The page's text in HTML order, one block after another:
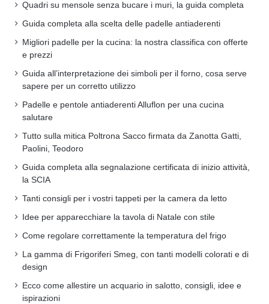
Quadri su mensole senza bucare i muri, la guida completa
Guida completa alla scelta delle padelle antiaderenti
Migliori padelle per la cucina: la nostra classifica con offerte
e prezzi
Guida all’interpretazione dei simboli per il forno, cosa serve
sapere per un corretto utilizzo
Padelle e pentole antiaderenti Alluflon per una cucina
salutare
Tutto sulla mitica Poltrona Sacco firmata da Zanotta Gatti,
Paolini, Teodoro
Guida completa alla segnalazione certificata di inizio attività,
la SCIA
Tanti consigli per i vostri tappeti per la camera da letto
Idee per apparecchiare la tavola di Natale con stile
Come regolare correttamente la temperatura del frigo
La gamma di Frigoriferi Smeg, con tanti modelli colorati e di
design
Ecco come allestire un acquario in salotto, consigli, idee e
ispirazioni